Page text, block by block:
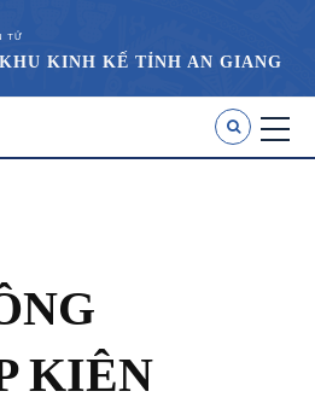
TỬ
KINH KẾ TỈNH AN GIANG
KIÊN